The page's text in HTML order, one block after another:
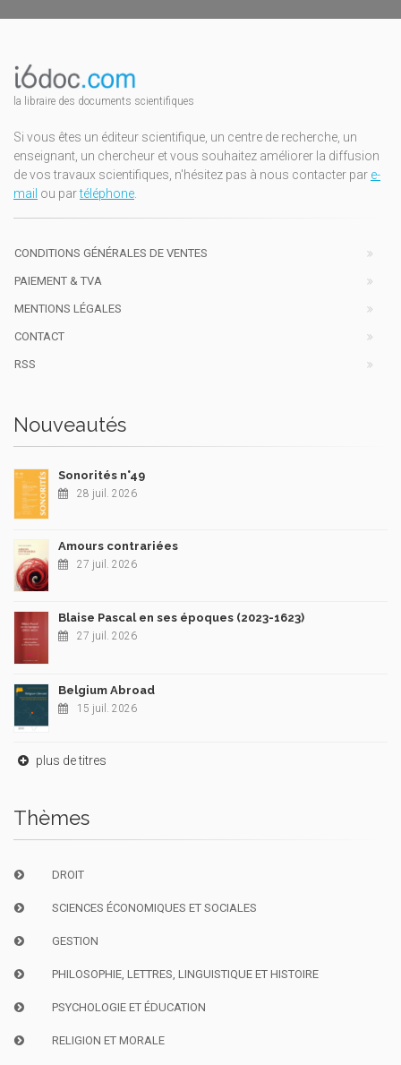
la libraire des documents scientifiques
Si vous êtes un éditeur scientifique, un centre de recherche, un
enseignant, un chercheur et vous souhaitez améliorer la diffusion
de vos travaux scientifiques, n'hésitez pas à nous contacter par e-
mail ou partéléphone
CONDITIONS GÉNÉRALES DE VENTES
PAIEMENT & TVA
MENTIONS LÉGALES
CONTACT
RSS
Nouveautés
Sonorités n°49
28 juil. 2026
Amours contrariées
27 juil. 2026
Blaise Pascal en ses époques (2023-1623)
27 juil. 2026
Belgium Abroad
15 juil. 2026
plus de titres
Thèmes
DROIT
SCIENCES ÉCONOMIQUES ET SOCIALES
GESTION
PHILOSOPHIE, LETTRES, LINGUISTIQUE ET HISTOIRE
PSYCHOLOGIE ET ÉDUCATION
RELIGION ET MORALE